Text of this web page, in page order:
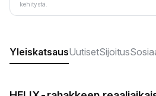
kehitystä.
YleiskatsausUutisetSijoitus